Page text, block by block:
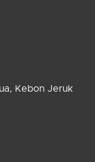
Kebon Jeruk